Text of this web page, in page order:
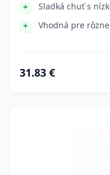
Sladká chuť s
Vhodná pre
31.83 €